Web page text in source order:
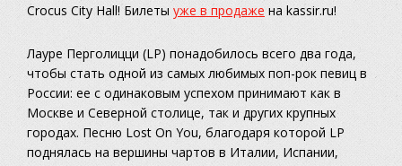
Crocus City Hall! Билеты уже в продаже на kassir.ru!
Лауре Перголицци (LP) понадобилось всего два года,
чтобы стать одной из самых любимых поп-рок певиц в
России: ее с одинаковым успехом принимают как в
Москве и Северной столице, так и других крупных
городах. Песню Lost On You, благодаря которой LP
поднялась на вершины чартов в Италии, Испании,